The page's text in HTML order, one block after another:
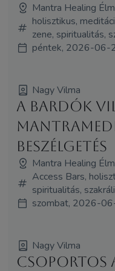
Mantra Healing
holisztikus,
zene, spiritualitás,
péntek, 2026-06-
Nagy Vilma
A Bardók
beszélgetés
Mantra Healing
Access Bars,
spiritualitás,
szombat, 2026-
Nagy Vilma
Csoportos